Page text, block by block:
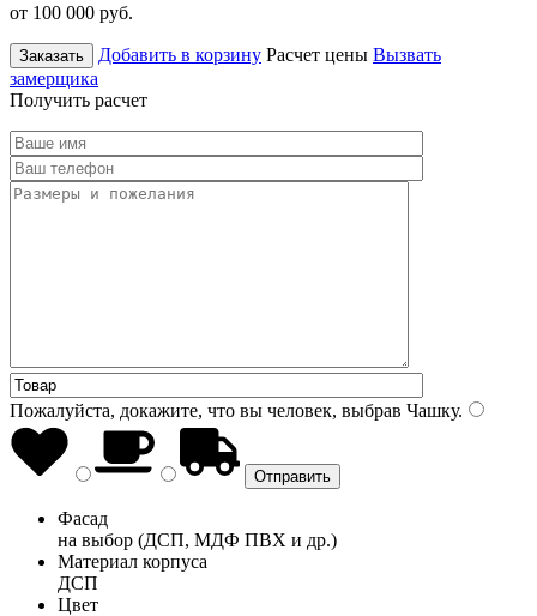
от 100 000 руб.
Заказать Добавить в корзину Расчет цены Вызвать
замерщика
Получить расчет
Пожалуйста, докажите, что вы человек, выбрав Чашку.
Фасад
на выбор (ДСП, МДФ ПВХ и др.)
Материал корпуса
ДСП
Цвет